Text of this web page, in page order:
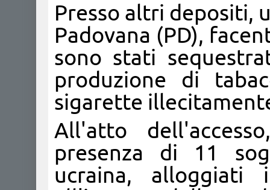
Presso altri depositi,
Padovana (PD),
sono stati
produzione di
sigarette
All'atto
presenza di 11
ucraina,